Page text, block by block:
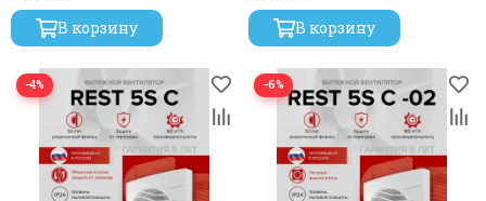
В корзину
В корзину
−4% −6%